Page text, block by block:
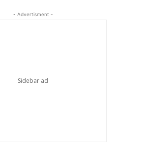
- Advertisment -